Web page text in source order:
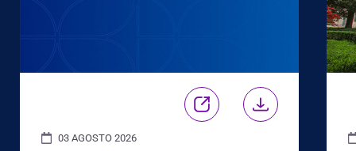
03 AGOSTO 2026